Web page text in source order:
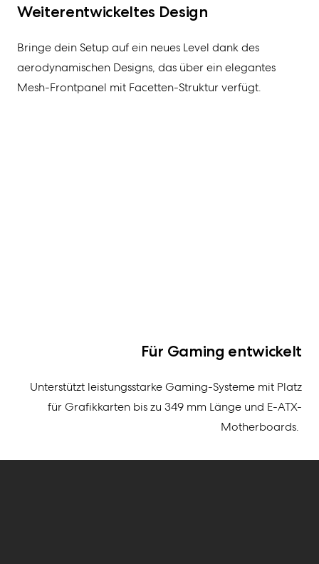
Weiterentwickeltes Design
Bringedein Setup auf ein neues Level dank des
aerodynamischen Designs, das übereinelegantes
Mesh-Frontpanel mit Facetten-Struktur verfügt.
Für Gaming entwickelt
Unterstützt leistungsstarke Gaming-Systeme mit Platz
für Grafikkarten bis zu 349 mm Länge und E-ATX-
Motherboards.